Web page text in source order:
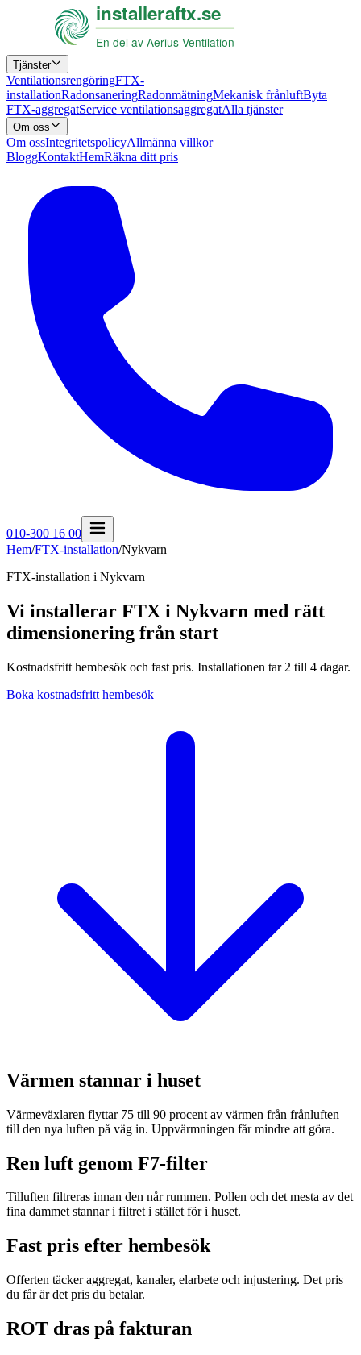
Tjänster
VentilationsrengöringFTX-
installationRadonsaneringRadonmätningMekanisk frånluftByta
FTX-aggregatService ventilationsaggregatAlla tjänster
Om oss
Om ossIntegritetspolicyAllmänna villkor
BloggKontaktHemRäkna ditt pris
010-300 16 00
Hem/FTX-installation/Nykvarn
FTX-installation i Nykvarn
Vi installerar FTX i Nykvarn med rätt
dimensionering från start
Kostnadsfritt hembesök och fast pris. Installationen tar 2 till 4 dagar.
Boka kostnadsfritt hembesök
Värmen stannar i huset
Värmeväxlaren flyttar 75 till 90 procent av värmen från frånluften
till den nya luften på väg in. Uppvärmningen får mindre att göra.
Ren luft genom F7-filter
Tilluften filtreras innan den når rummen. Pollen och det mesta av det
fina dammet stannar i filtret i stället för i huset.
Fast pris efter hembesök
Offerten täcker aggregat, kanaler, elarbete och injustering. Det pris
du får är det pris du betalar.
ROT dras på fakturan